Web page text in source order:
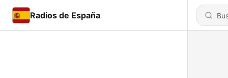
Radios de España